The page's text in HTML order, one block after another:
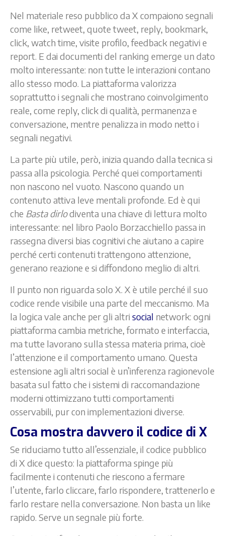
Nel materiale reso pubblico da X compaiono segnali
come like, retweet, quote tweet, reply, bookmark,
click, watch time, visite profilo, feedback negativi e
report. E dai documenti del ranking emerge un dato
molto interessante: non tutte le interazioni contano
allo stesso modo. La piattaforma valorizza
soprattutto i segnali che mostrano coinvolgimento
reale, come reply, click di qualità, permanenza e
conversazione, mentre penalizza in modo netto i
segnali negativi.
La parte più utile, però, inizia quando dalla tecnica si
passa alla psicologia. Perché quei comportamenti
non nascono nel vuoto. Nascono quando un
contenuto attiva leve mentali profonde. Ed è qui
che Basta dirlodiventa una chiave di lettura molto
interessante: nel libro Paolo Borzacchiello passa in
rassegna diversi bias cognitivi che aiutano a capire
perché certi contenuti trattengono attenzione,
generano reazione e si diffondono meglio di altri.
Il punto non riguarda solo X. X è utile perché il suo
codice rende visibile una parte del meccanismo. Ma
la logica vale anche per gli altri social network: ogni
piattaforma cambia metriche, formato e interfaccia,
ma tutte lavorano sulla stessa materia prima, cioè
l’attenzione e il comportamento umano. Questa
estensione agli altri social è un’inferenza ragionevole
basata sul fatto che i sistemi di raccomandazione
moderni ottimizzano tutti comportamenti
osservabili, pur con implementazioni diverse.
Cosa mostra davvero il codice di X
Se riduciamo tutto all’essenziale, il codice pubblico
di X dice questo: la piattaforma spinge più
facilmente i contenuti che riescono a fermare
l’utente, farlo cliccare, farlo rispondere, trattenerlo e
farlo restare nella conversazione. Non basta un like
rapido. Serve un segnale più forte.